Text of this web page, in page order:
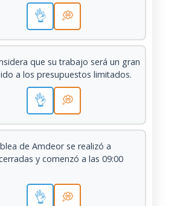
👌 💭
que su trabajo será un gran
a los presupuestos limitados.
👌 💭
de Amdeor se realizó a
y comenzó a las 09:00
👌 💭